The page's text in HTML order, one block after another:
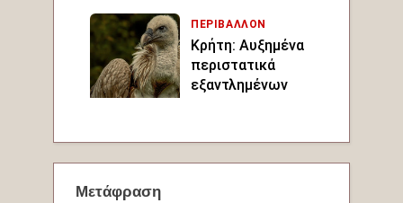
Μετάφραση